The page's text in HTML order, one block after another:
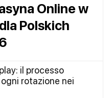
Online w
Polskich
il processo
rotazione nei